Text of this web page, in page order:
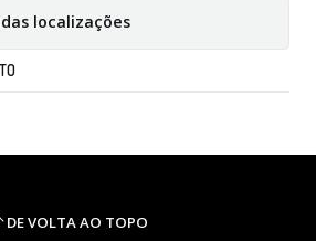
localizações
DE VOLTA AO TOPO